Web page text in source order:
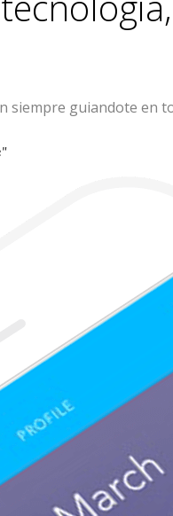
guiandote en